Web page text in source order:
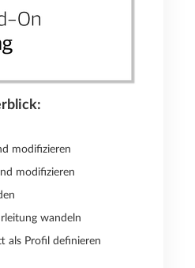
modifizieren
modifizieren
wandeln
als Profil definieren